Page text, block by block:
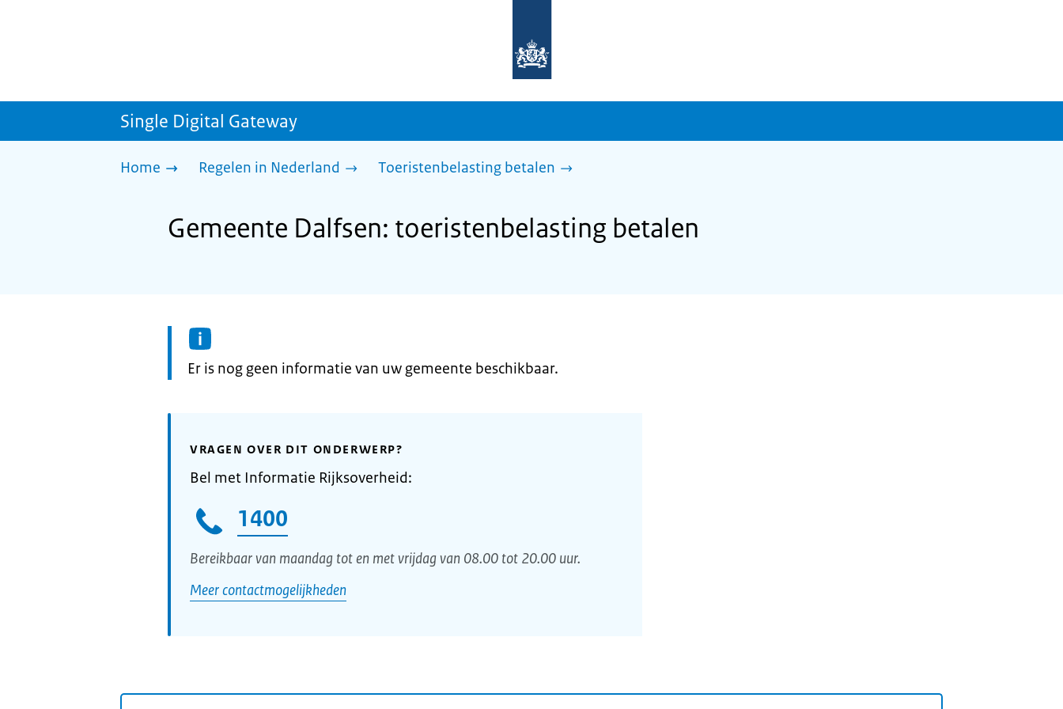
homepage
sdg.rijksoverheid.nl
Single Digital Gateway
Home Regelen in Nederland Toeristenbelasting betalen
Gemeente Dalfsen: toeristenbelasting betalen
Informatie:
Er is nog geen informatie van uw gemeente beschikbaar.
VRAGEN OVER DIT ONDERWERP?
Bel met Informatie Rijksoverheid:
1400
Bereikbaar van maandag tot en met vrijdag van 08.00 tot 20.00 uur.
Meer contactmogelijkheden